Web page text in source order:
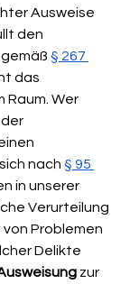
Ausweise
den
gemäß § 267
das
Raum. Wer
nach § 95
in unserer
Verurteilung
Problemen
Delikte
zur